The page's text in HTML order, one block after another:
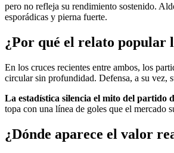
pero no refleja su rendimiento sostenido.
esporádicas y pierna fuerte.
¿Por qué el relato popular
En los cruces recientes entre ambos, los
circular sin profundidad. Defensa, a su vez,
La estadística silencia el mito del partido
topa con una línea de goles que el mercado
¿Dónde aparece el valor